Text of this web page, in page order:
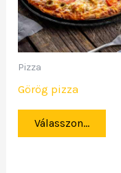
Pizza
Görög pizza
Válasszon...